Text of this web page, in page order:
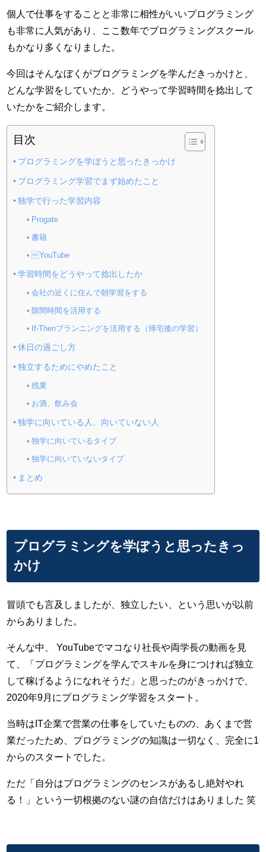
個人で仕事をすることと非常に相性がいいプログラミング
も非常に人気があり、ここ数年でプログラミングスクール
もかなり多くなりました。
今回はそんなぼくがプログラミングを学んだきっかけと、
どんな学習をしていたか、どうやって学習時間を捻出して
いたかをご紹介します。
目次
プログラミングを学ぼうと思ったきっかけ
プログラミング学習でまず始めたこと
独学で行った学習内容
Progate
書籍
YouTube
学習時間をどうやって捻出したか
会社の近くに住んで朝学習をする
隙間時間を活用する
If-Thenプランニングを活用する（帰宅後の学習）
休日の過ごし方
独立するためにやめたこと
残業
お酒、飲み会
独学に向いている人、向いていない人
独学に向いているタイプ
独学に向いていないタイプ
まとめ
プログラミングを学ぼうと思ったきっ
かけ
冒頭でも言及しましたが、独立したい、という思いが以前
からありました。
そんな中、 YouTubeでマコなり社長や両学長の動画を見
て、「プログラミングを学んでスキルを身につければ独立
して稼げるようになれそうだ」と思ったのがきっかけで、
2020年9月にプログラミング学習をスタート。
当時はIT企業で営業の仕事をしていたものの、あくまで営
業だったため、プログラミングの知識は一切なく、完全に1
からのスタートでした。
ただ「自分はプログラミングのセンスがあるし絶対やれ
る！」という一切根拠のない謎の自信だけはありました 笑